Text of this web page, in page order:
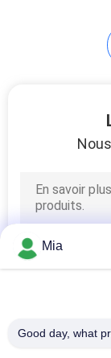
Tin
Mia
Good day, what